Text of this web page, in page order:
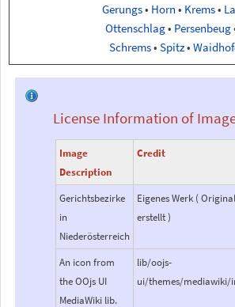
Gerungs• Horn • Krems•
Ottenschlag• Persenbeug
Schrems• Spitz•
License Information of
Image
Description
Credit
Gerichtsbezirke
in
Niederösterreich
Eigenes Werk (
erstellt )
An icon from
the OOjs UI
MediaWiki lib.
lib/oojs-
ui/themes/mediawiki/